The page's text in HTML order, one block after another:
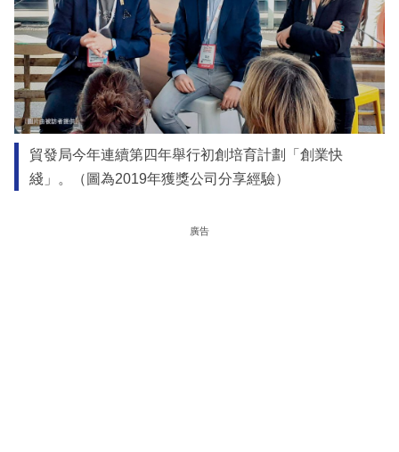
貿發局今年連續第四年舉行初創培育計劃「創業快
綫」。（圖為2019年獲獎公司分享經驗）
廣告